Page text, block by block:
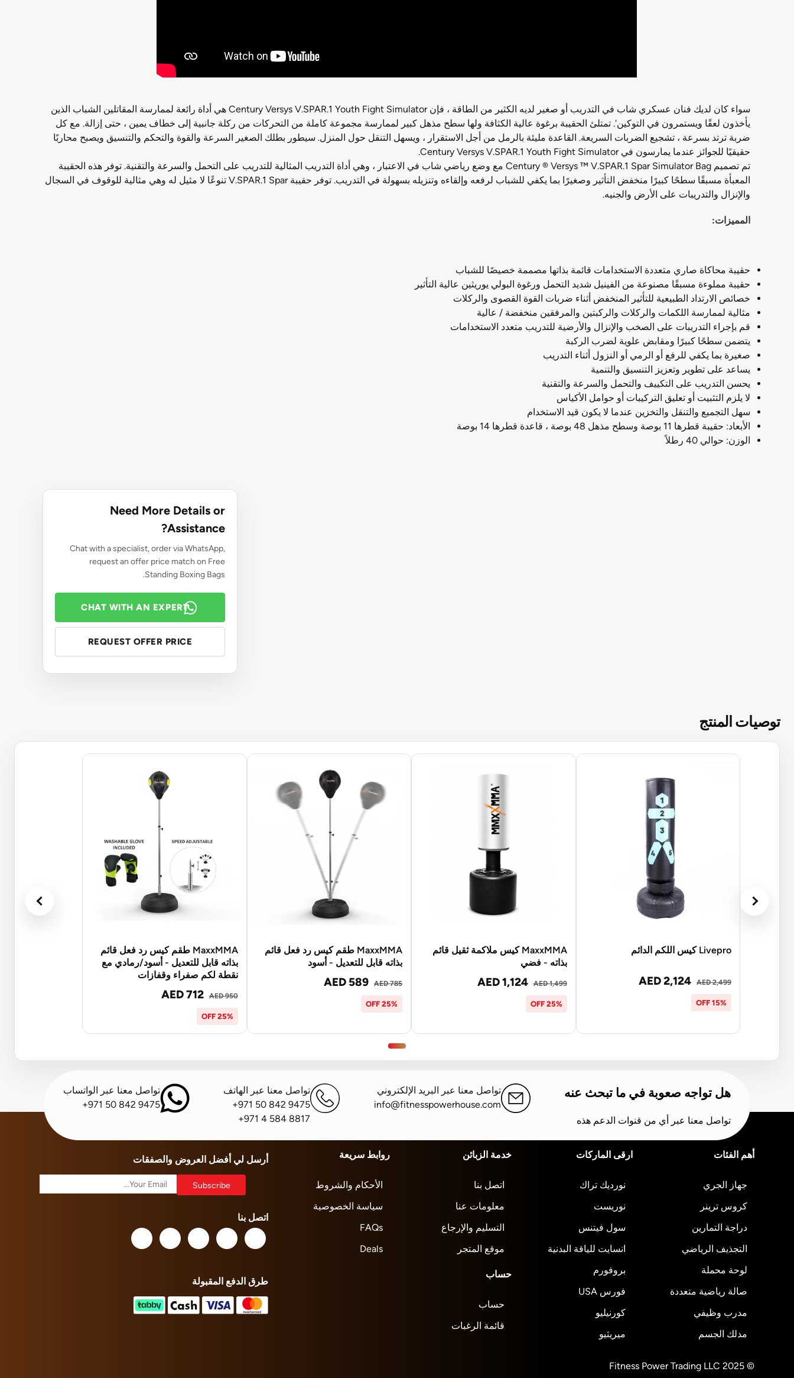
سواء كان لديك فنان عسكري شاب في التدريب أو صغير لديه الكثير من الطاقة ، فإن Century Versys V.SPAR.1 Youth Fight Simulator هي أداة رائعة لممارسة المقاتلين الشباب الذين
يأخذون لعقًا ويستمرون في التوكين'. تمتلئ الحقيبة برغوة عالية الكثافة ولها سطح مذهل كبير لممارسة مجموعة كاملة من التحركات من ركلة جانبية إلى خطاف يمين ، حتى إزالة. مع كل
ضربة ترتد بسرعة ، تشجيع الضربات السريعة. القاعدة مليئة بالرمل من أجل الاستقرار ، ويسهل التنقل حول المنزل. سيطور بطلك الصغير السرعة والقوة والتحكم والتنسيق ويصبح محاربًا
حقيقيًا للجوائز عندما يمارسون في Century Versys V.SPAR.1 Youth Fight Simulator.
تم تصميم Century ® Versys ™ V.SPAR.1 Spar Simulator Bag مع وضع رياضي شاب في الاعتبار ، وهي أداة التدريب المثالية للتدريب على التحمل والسرعة والتقنية. توفر هذه الحقيبة
المعبأة مسبقًا سطحًا كبيرًا منخفض التأثير وصغيرًا بما يكفي للشباب لرفعه وإلقاءه وتنزيله بسهولة في التدريب. توفر حقيبة V.SPAR.1 Spar تنوعًا لا مثيل له وهي مثالية للوقوف في السجال
والإنزال والتدريبات على الأرض والجنيه.
المميزات:
حقيبة محاكاة صاري متعددة الاستخدامات قائمة بذاتها مصممة خصيصًا للشباب
حقيبة مملوءة مسبقًا مصنوعة من الفينيل شديد التحمل ورغوة البولي يوريثين عالية التأثير
خصائص الارتداد الطبيعية للتأثير المنخفض أثناء ضربات القوة القصوى والركلات
مثالية لممارسة اللكمات والركلات والركبتين والمرفقين منخفضة / عالية
قم بإجراء التدريبات على الصخب والإنزال والأرضية للتدريب متعدد الاستخدامات
يتضمن سطحًا كبيرًا ومقابض علوية لضرب الركبة
صغيرة بما يكفي للرفع أو الرمي أو النزول أثناء التدريب
يساعد على تطوير وتعزيز التنسيق والتنمية
يحسن التدريب على التكييف والتحمل والسرعة والتقنية
لا يلزم التثبيت أو تعليق التركيبات أو حوامل الأكياس
سهل التجميع والتنقل والتخزين عندما لا يكون قيد الاستخدام
الأبعاد: حقيبة قطرها 11 بوصة وسطح مذهل 48 بوصة ، قاعدة قطرها 14 بوصة
الوزن: حوالي 40 رطلاً
Need More Details or
Assistance?
Chat with a specialist, order via WhatsApp,
request an offer price match on Free
Standing Boxing Bags.
CHAT WITH AN EXPERT
REQUEST OFFER PRICE
توصيات المنتج
Livepro كيس اللكم الدائم
AED 2,124 AED 2,499
15% OFF
MaxxMMA كيس ملاكمة ثقيل قائم
بذاته - فضي
AED 1,124 AED 1,499
25% OFF
MaxxMMA طقم كيس رد فعل قائم
بذاته قابل للتعديل - أسود
AED 589 AED 785
25% OFF
MaxxMMA طقم كيس رد فعل قائم
بذاته قابل للتعديل - أسود/رمادي مع
نقطة لكم صفراء وقفازات
AED 712 AED 950
25% OFF
هل تواجه صعوبة في ما تبحث عنه
تواصل معنا عبر أي من قنوات الدعم هذه
تواصل معنا عبر البريد الإلكتروني
info@fitnesspowerhouse.com
تواصل معنا عبر الهاتف
+971 50 842 9475
+971 4 584 8817
تواصل معنا عبر الواتساب
+971 50 842 9475
أهم الفئات
جهاز الجري
كروس ترينر
دراجة التمارين
التجذيف الرياضي
لوحة محملة
صالة رياضية متعددة
مدرب وظيفي
مدلك الجسم
ارقى الماركات
نورديك تراك
نوريست
سول فيتنس
انسايت للياقة البدنية
بروفورم
فورس USA
كورنيليو
ميريثيو
خدمة الزبائن
اتصل بنا
معلومات عنا
التسليم والإرجاع
موقع المتجر
حساب
حساب
قائمة الرغبات
روابط سريعة
الأحكام والشروط
سياسة الخصوصية
FAQs
Deals
أرسل لي أفضل العروض والصفقات
اتصل بنا
طرق الدفع المقبولة
© 2025 Fitness Power Trading LLC